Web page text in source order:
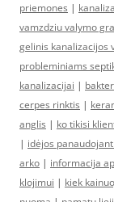
priemones |
vamzdziu valymo
gelinis kanalizacijos
probleminiams
kanalizacijai |
cerpes rinktis |
anglis | ko tikisi
| idėjos
arko | informacija
klojimui | kiek